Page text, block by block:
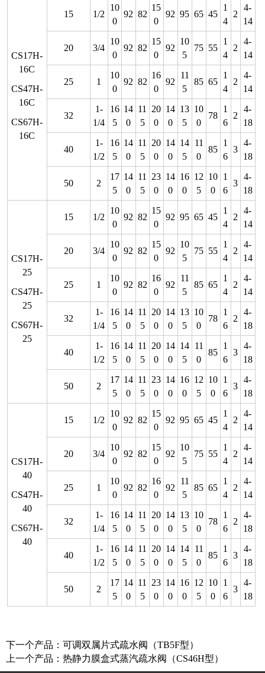
CS17H-
16C
CS47H-
16C
CS67H-
16C
15 1/2
10
0
92 82
15
0
92 95 65 45
1
4
2
4-
14
20 3/4
10
0
92 82
15
0
92
10
5
75 55
1
4
2
4-
14
25 1
10
0
92 82
16
0
92
11
5
85 65
1
4
2
4-
14
32
1-
1/4
16
5
14
0
11
5
20
0
14
0
13
5
10
0
78
1
6
2
4-
18
40
1-
1/2
16
5
14
0
11
5
20
0
14
0
14
5
11
0
85
1
6
3
4-
18
50 2
17
5
14
0
11
5
23
0
14
0
16
0
12
5
10
0
1
6
3
4-
18
CS17H-
25
CS47H-
25
CS67H-
25
15 1/2
10
0
92 82
15
0
92 95 65 45
1
4
2
4-
14
20 3/4
10
0
92 82
15
0
92
10
5
75 55
1
4
2
4-
14
25 1
10
0
92 82
16
0
92
11
5
85 65
1
4
2
4-
14
32
1-
1/4
16
5
14
0
11
5
20
0
14
0
13
5
10
0
78
1
6
2
4-
18
40
1-
1/2
16
5
14
0
11
5
20
0
14
0
14
5
11
0
85
1
6
3
4-
18
50 2
17
5
14
0
11
5
23
0
14
0
16
0
12
5
10
0
1
6
3
4-
18
CS17H-
40
CS47H-
40
CS67H-
40
15 1/2
10
0
92 82
15
0
92 95 65 45
1
4
2
4-
14
20 3/4
10
0
92 82
15
0
92
10
5
75 55
1
4
2
4-
14
25 1
10
0
92 82
16
0
92
11
5
85 65
1
4
2
4-
14
32
1-
1/4
16
5
14
0
11
5
20
0
14
0
13
5
10
0
78
1
6
2
4-
18
40
1-
1/2
16
5
14
0
11
5
20
0
14
0
14
5
11
0
85
1
6
3
4-
18
50 2
17
5
14
0
11
5
23
0
14
0
16
0
12
5
10
0
1
6
3
4-
18
下一个产品： 可调双属片式疏水阀（TB5F型）
上一个产品： 热静力膜盒式蒸汽疏水阀（CS46H型）